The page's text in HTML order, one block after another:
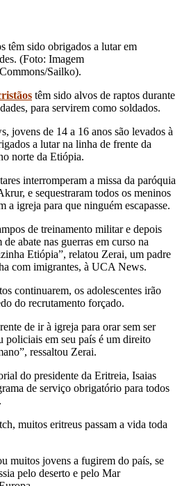
têm sido obrigados a lutar em
(Foto: Imagem
Sailko).
têm sido alvos de raptos durante
para servirem como soldados.
jovens de 14 a 16 anos são levados à
a lutar na linha de frente da
norte da Etiópia.
interromperam a missa da paróquia
e sequestraram todos os meninos
a igreja para que ninguém escapasse.
de treinamento militar e depois
abate nas guerras em curso na
Etiópia”, relatou Zerai, um padre
com imigrantes, à UCA News.
continuarem, os adolescentes irão
do recrutamento forçado.
de ir à igreja para orar sem ser
policiais em seu país é um direito
ressaltou Zerai.
do presidente da Eritreia, Isaias
de serviço obrigatório para todos
muitos eritreus passam a vida toda
muitos jovens a fugirem do país, se
pelo deserto e pelo Mar